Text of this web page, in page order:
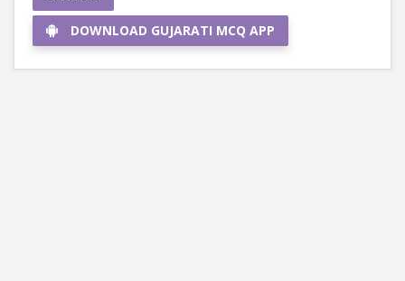
DOWNLOAD GUJARATI MCQ APP